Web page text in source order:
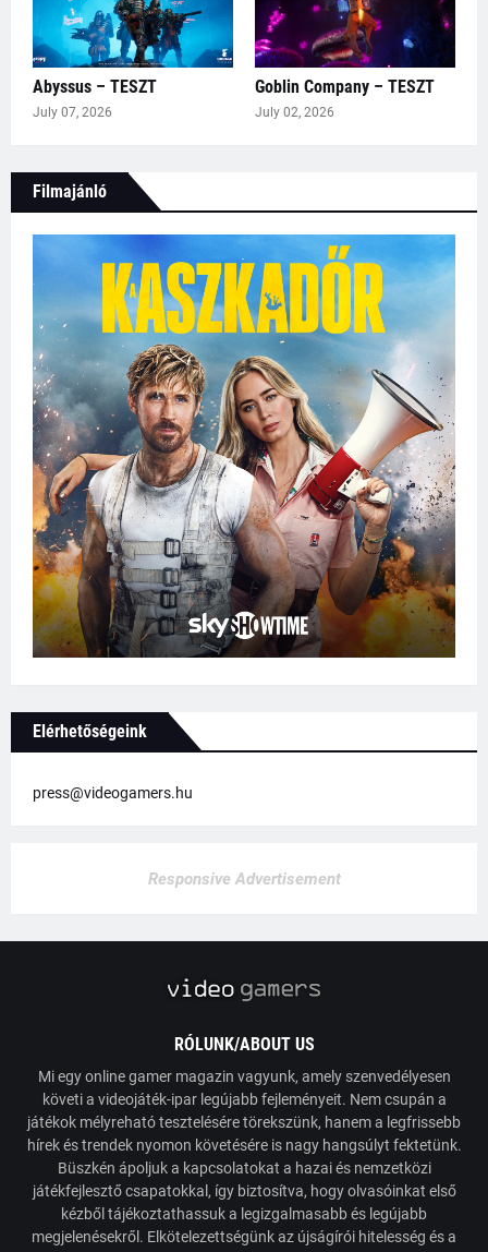
Abyssus – TESZT
July 07, 2026
Goblin Company – TESZT
July 02, 2026
Filmajánló
Elérhetőségeink
press@videogamers.hu
Responsive Advertisement
RÓLUNK/ABOUT US
Mi egy online gamer magazin vagyunk, amely szenvedélyesen
követi a videojáték-ipar legújabb fejleményeit. Nem csupán a
játékok mélyreható tesztelésére törekszünk, hanem a legfrissebb
hírek és trendek nyomon követésére is nagy hangsúlyt fektetünk.
Büszkén ápoljuk a kapcsolatokat a hazai és nemzetközi
játékfejlesztő csapatokkal, így biztosítva, hogy olvasóinkat első
kézből tájékoztathassuk a legizgalmasabb és legújabb
megjelenésekről. Elkötelezettségünk az újságírói hitelesség és a